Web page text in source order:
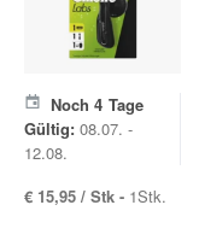
Noch 4 Tage
Gültig: 08.07. -
12.08.
€ 15,95 / Stk - 1Stk.